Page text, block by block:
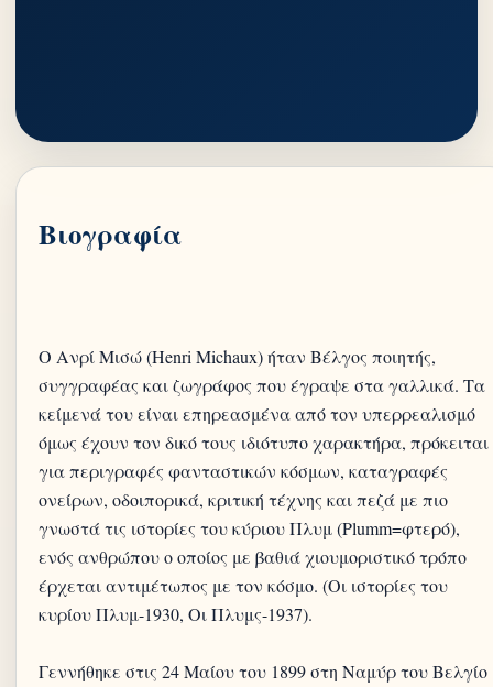
Βιογραφία
Ο Ανρί Μισώ (Henri Michaux) ήταν Βέλγος ποιητής,
συγγραφέας και ζωγράφος που έγραψε στα γαλλικά. Τα
κείμενά του είναι επηρεασμένα από τον υπερρεαλισμό
όμως έχουν τον δικό τους ιδιότυπο χαρακτήρα, πρόκειται
για περιγραφές φανταστικών κόσμων, καταγραφές
ονείρων, οδοιπορικά, κριτική τέχνης και πεζά με πιο
γνωστά τις ιστορίες του κύριου Πλυμ (Plumm=φτερό),
ενός ανθρώπου ο οποίος με βαθιά χιουμοριστικό τρόπο
έρχεται αντιμέτωπος με τον κόσμο. (Οι ιστορίες του
κυρίου Πλυμ-1930, Οι Πλυμς-1937).
Γεννήθηκε στις 24 Μαίου του 1899 στη Ναμύρ του Βελγίο